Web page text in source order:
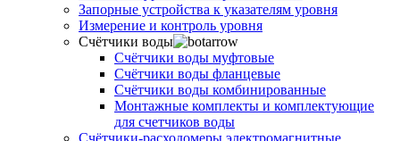
Запорные устройства к указателям уровня
Измерение и контроль уровня
Счётчики воды
Счётчики воды муфтовые
Счётчики воды фланцевые
Счётчики воды комбинированные
Монтажные комплекты и комплектующие
для счетчиков воды
Счётчики-расходомеры электромагнитные